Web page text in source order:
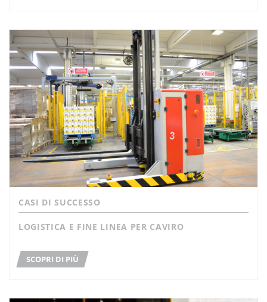
CASI DI SUCCESSO
LOGISTICA E FINE LINEA PER CAVIRO
SCOPRI DI PIÙ